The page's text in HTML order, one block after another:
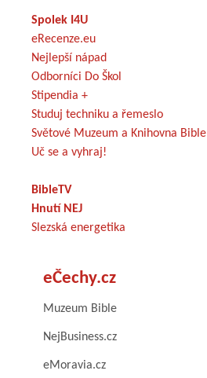
Spolek I4U
eRecenze.eu
Nejlepší nápad
Odborníci Do Škol
Stipendia +
Studuj techniku a řemeslo
Světové Muzeum a Knihovna Bible
Uč se a vyhraj!
BibleTV
Hnutí NEJ
Slezská energetika
eČechy.cz
Muzeum Bible
NejBusiness.cz
eMoravia.cz